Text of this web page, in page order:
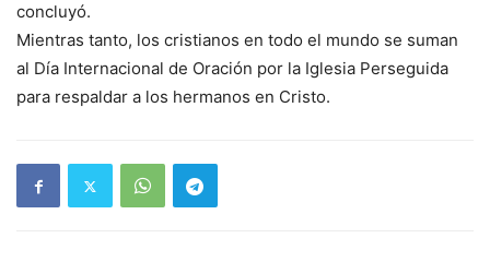
concluyó.
Mientras tanto, los cristianos en todo el mundo se suman
al Día Internacional de Oración por la Iglesia Perseguida
para respaldar a los hermanos en Cristo.